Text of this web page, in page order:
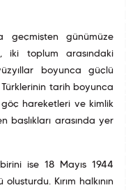
geçmişten günümüze
iki toplum arasındaki
boyunca güçlü
tarih boyunca
göç hareketleri ve kimlik
başlıkları arasında yer
ise 18 Mayıs 1944
Kırım halkının